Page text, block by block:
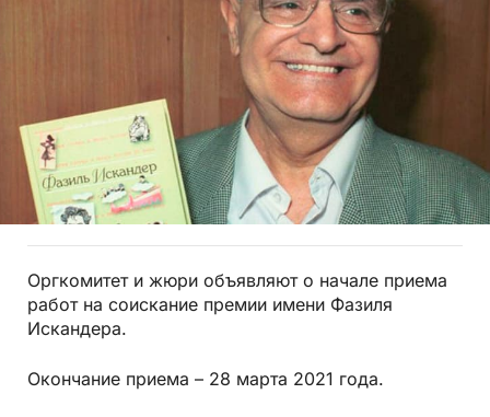
Оргкомитет и жюри объявляют о начале приема
работ на соискание премии имени Фазиля
Искандера.
Окончание приема – 28 марта 2021 года.